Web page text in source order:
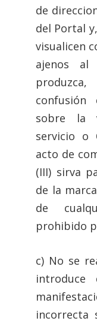
de
del Portal
visualicen
ajenos
sobre la
servicio o
acto de
(III) sirva
de la
de
prohibido
c) No se
incorrecta